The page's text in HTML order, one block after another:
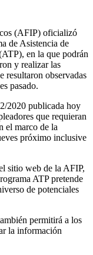
(AFIP) oficializó
de Asistencia de
en la que podrán
y realizar las
resultaron observadas
pasado.
2020 publicada hoy
que requieran
el marco de la
próximo inclusive
sitio web de la AFIP,
ATP pretende
de potenciales
permitirá a los
la información